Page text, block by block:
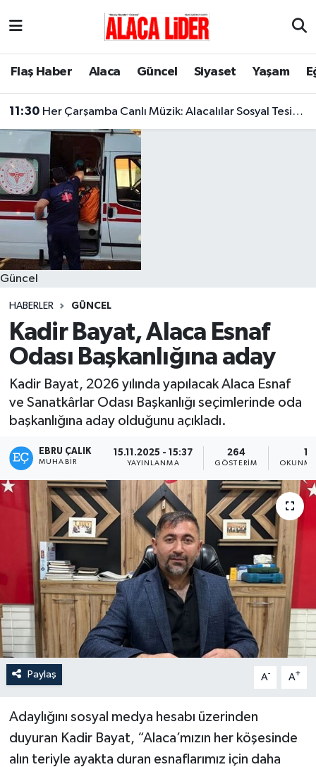
Flaş Haber Alaca Güncel Siyaset Yaşam
11:30 Her Çarşamba Canlı Müzik: Alacalılar Sosyal Tesislerde Buluşuyor!
Güncel
HABERLER GÜNCEL
Kadir Bayat, Alaca Esnaf
Odası Başkanlığına aday
Kadir Bayat, 2026 yılında yapılacak Alaca Esnaf
ve Sanatkârlar Odası Başkanlığı seçimlerinde oda
başkanlığına aday olduğunu açıkladı.
EBRU ÇALIK
MUHABIR
15.11.2025 - 15:37
YAYINLANMA
264
GÖSTERIM
Paylaş A- A+
Adaylığını sosyal medya hesabı üzerinden
duyuran Kadir Bayat, “Alaca’mızın her köşesinde
alın teriyle ayakta duran esnaflarımız için daha
Çorum Nöbetçi Eczaneler
Çorum Trafik Yoğunluk Haritası
Süper Lig Puan Durumu ve Fikstür
Tüm Manşetler
Son Dakika Haberleri
Haber Arşivi